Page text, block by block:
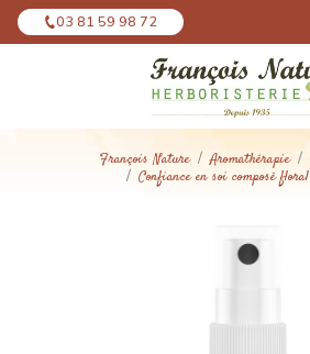
03 81 59 98 72
François Nature Aromathérapie
Confiance en soi composé
Panneau de gestion des cookies